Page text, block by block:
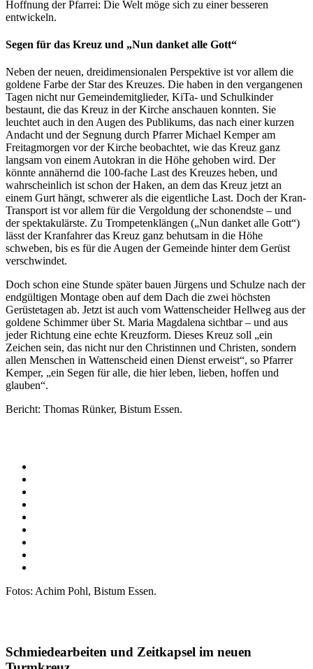
Hoffnung der Pfarrei: Die Welt möge sich zu einer besseren
entwickeln.
Segen für das Kreuz und „Nun danket alle Gott“
Neben der neuen, dreidimensionalen Perspektive ist vor allem die
goldene Farbe der Star des Kreuzes. Die haben in den vergangenen
Tagen nicht nur Gemeindemitglieder, KiTa- und Schulkinder
bestaunt, die das Kreuz in der Kirche anschauen konnten. Sie
leuchtet auch in den Augen des Publikums, das nach einer kurzen
Andacht und der Segnung durch Pfarrer Michael Kemper am
Freitagmorgen vor der Kirche beobachtet, wie das Kreuz ganz
langsam von einem Autokran in die Höhe gehoben wird. Der
könnte annähernd die 100-fache Last des Kreuzes heben, und
wahrscheinlich ist schon der Haken, an dem das Kreuz jetzt an
einem Gurt hängt, schwerer als die eigentliche Last. Doch der Kran-
Transport ist vor allem für die Vergoldung der schonendste – und
der spektakulärste. Zu Trompetenklängen („Nun danket alle Gott“)
lässt der Kranfahrer das Kreuz ganz behutsam in die Höhe
schweben, bis es für die Augen der Gemeinde hinter dem Gerüst
verschwindet.
Doch schon eine Stunde später bauen Jürgens und Schulze nach der
endgültigen Montage oben auf dem Dach die zwei höchsten
Gerüstetagen ab. Jetzt ist auch vom Wattenscheider Hellweg aus der
goldene Schimmer über St. Maria Magdalena sichtbar – und aus
jeder Richtung eine echte Kreuzform. Dieses Kreuz soll „ein
Zeichen sein, das nicht nur den Christinnen und Christen, sondern
allen Menschen in Wattenscheid einen Dienst erweist“, so Pfarrer
Kemper, „ein Segen für alle, die hier leben, lieben, hoffen und
glauben“.
Bericht: Thomas Rünker, Bistum Essen.
Fotos: Achim Pohl, Bistum Essen.
Schmiedearbeiten und Zeitkapsel im neuen